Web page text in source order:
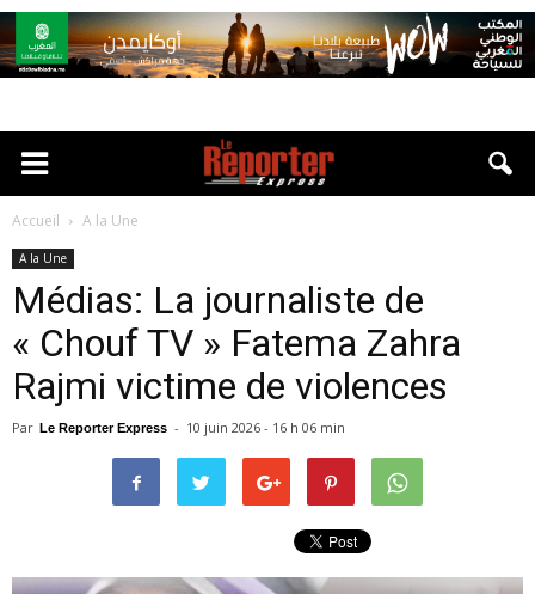
Accueil A la Une
A la Une
Médias: La journaliste de
« Chouf TV » Fatema Zahra
Rajmi victime de violences
Par Le Reporter Express - 10 juin 2026 - 16 h 06 min